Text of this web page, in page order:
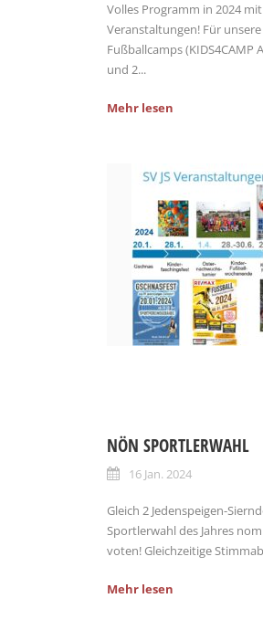
Volles Programm in 2024
Veranstaltungen! Für
Fußballcamps
und 2...
Mehr lesen
NÖN SPORTLERWAHL
16 Jan. 2024
Gleich 2 Jedenspeigen-
Sportlerwahl des Jahres
voten! Gleichzeitige
Mehr lesen